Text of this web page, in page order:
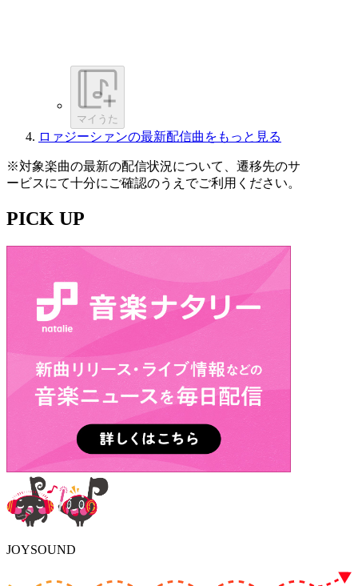
マイうた
ロァジーシァンの最新配信曲をもっと見る
※対象楽曲の最新の配信状況について、遷移先のサ
ービスにて十分にご確認のうえでご利用ください。
PICK UP
JOYSOUND